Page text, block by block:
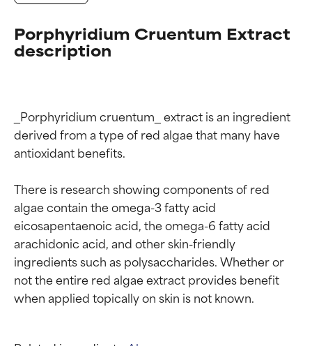
Porphyridium Cruentum Extract
description
_Porphyridium cruentum_ extract is an ingredient
derived from a type of red algae that many have
antioxidant benefits.
There is research showing components of red
algae contain the omega-3 fatty acid
eicosapentaenoic acid, the omega-6 fatty acid
arachidonic acid, and other skin-friendly
ingredients such as polysaccharides. Whether or
not the entire red algae extract provides benefit